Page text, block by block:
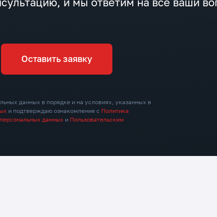
калькуляторы с CRM-интеграцией,
вывести 2 730 запросов в топ-10, 641
— в топ-3, почти в 5 раз увеличить
Оставить заявку
данных в порядке и на условиях, указанных в
и подтверждаю ознакомление с Политика
данных и Пользовательским